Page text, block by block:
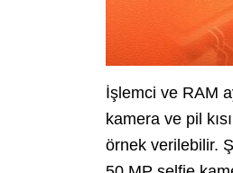
İşlemci ve RAM
kamera ve pil
örnek verilebilir.